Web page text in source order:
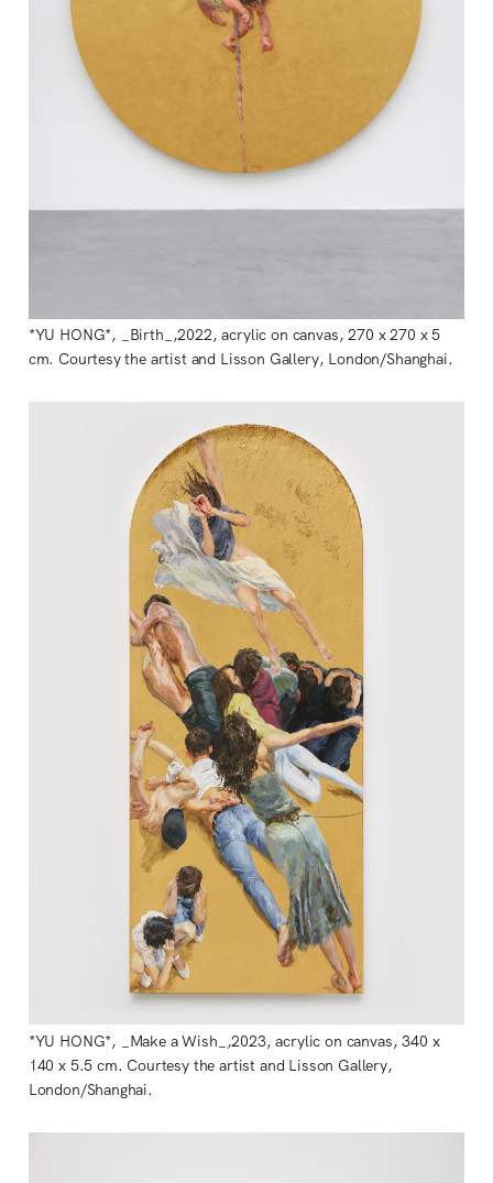
*YU HONG*, _Birth_,2022, acrylic on canvas, 270 x 270 x 5
cm. Courtesy the artist and Lisson Gallery, London/Shanghai.
*YU HONG*, _Make a Wish_,2023, acrylic on canvas, 340 x
140 x 5.5 cm. Courtesy the artist and Lisson Gallery,
London/Shanghai.